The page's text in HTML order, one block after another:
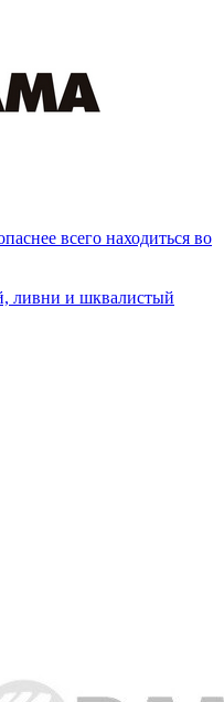
всего находиться во
ливни и шквалистый